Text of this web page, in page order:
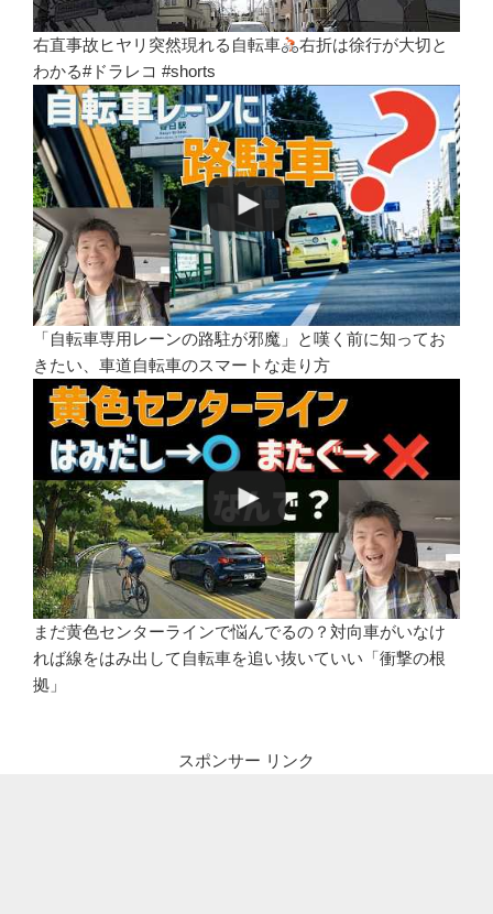
右直事故ヒヤリ突然現れる自転車
右折は徐行が大切と
わかる#ドラレコ #shorts
「自転車専用レーンの路駐が邪魔」と嘆く前に知ってお
きたい、車道自転車のスマートな走り方
まだ黄色センターラインで悩んでるの？対向車がいなけ
れば線をはみ出して自転車を追い抜いていい「衝撃の根
拠」
スポンサー リンク